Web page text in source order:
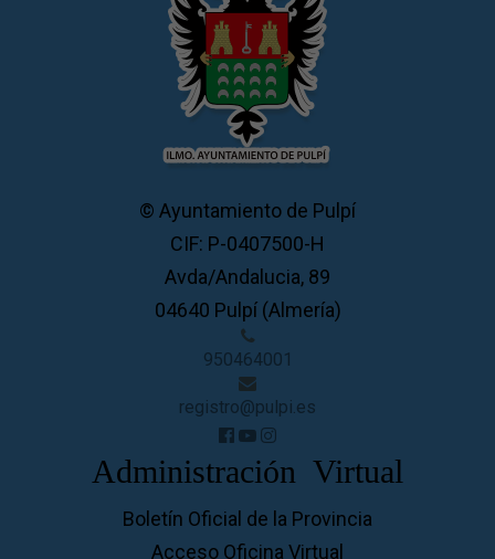
© Ayuntamiento de Pulpí
CIF: P-0407500-H
Avda/Andalucia, 89
04640 Pulpí (Almería)
950464001
registro@pulpi.es
Administración Virtual
Boletín Oficial de la Provincia
Acceso Oficina Virtual